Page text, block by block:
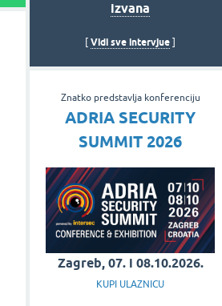
izvana
Vidi sve intervjue
Znatko predstavlja konferenciju
ADRIA SECURITY
SUMMIT 2026
Zagreb, 07. i 08.10.2026.
KUPI ULAZNICU